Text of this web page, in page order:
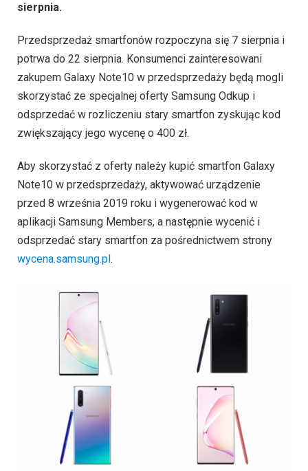
sierpnia.
Przedsprzedaż smartfonów rozpoczyna się 7 sierpnia i
potrwa do 22 sierpnia. Konsumenci zainteresowani
zakupem Galaxy Note10 w przedsprzedaży będą mogli
skorzystać ze specjalnej oferty Samsung Odkup i
odsprzedać w rozliczeniu stary smartfon zyskując kod
zwiększający jego wycenę o 400 zł.
Aby skorzystać z oferty należy kupić smartfon Galaxy
Note10 w przedsprzedaży, aktywować urządzenie
przed 8 września 2019 roku i wygenerować kod w
aplikacji Samsung Members, a następnie wycenić i
odsprzedać stary smartfon za pośrednictwem strony
wycena.samsung.pl.